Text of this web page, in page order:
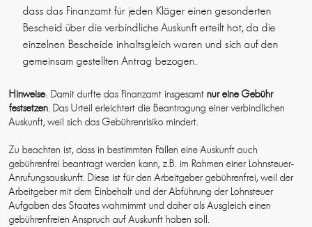
dass das Finanzamt für jeden Kläger einen gesonderten
Bescheid über die verbindliche Auskunft erteilt hat, da die
einzelnen Bescheide inhaltsgleich waren und sich auf den
gemeinsam gestellten Antrag bezogen.
Hinweise: Damit durfte das Finanzamt insgesamtnur eine Gebühr
festsetzen. Das Urteil erleichtert die Beantragung einer verbindlichen
Auskunft, weil sich das Gebührenrisiko mindert.
Zu beachten ist, dass in bestimmten Fällen eine Auskunft auch
gebührenfrei beantragt werden kann, z.B. im Rahmen einer Lohnsteuer-
Anrufungsauskunft. Diese ist für den Arbeitgeber gebührenfrei, weil der
Arbeitgeber mit dem Einbehalt und der Abführung der Lohnsteuer
Aufgaben des Staates wahrnimmt und daher als Ausgleich einen
gebührenfreien Anspruch auf Auskunft haben soll.